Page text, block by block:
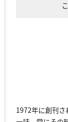
1972年に創刊